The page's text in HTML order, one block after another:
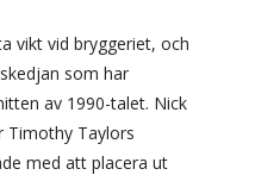
vikt vid bryggeriet, och
som har
av 1990-talet. Nick
Timothy Taylors
med att placera ut